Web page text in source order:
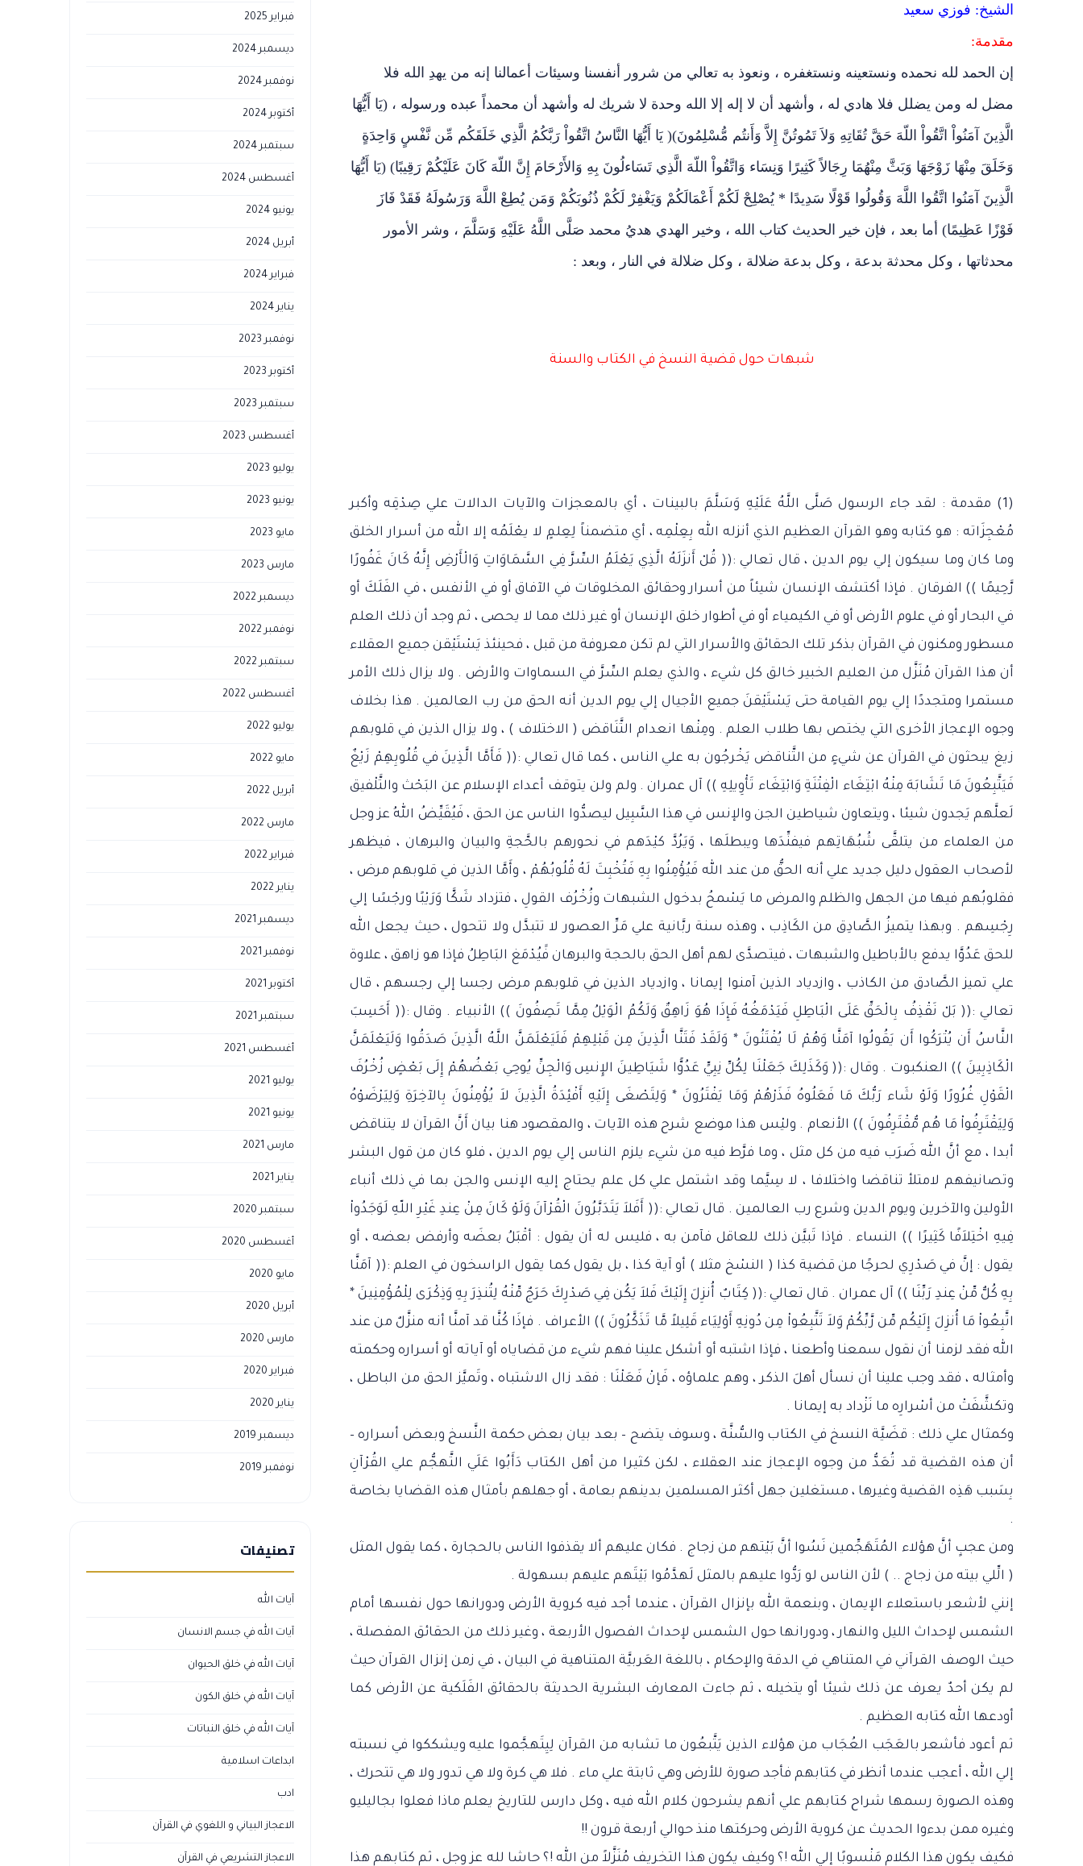
الشيخ: فوزي سعيد
مقدمة:
إن الحمد لله نحمده ونستعينه ونستغفره ، ونعوذ به تعالي من شرور أنفسنا وسيئات أعمالنا إنه من يهدِ الله فلا
مضل له ومن يضلل فلا هادي له ، وأشهد أن لا إله إلا الله وحدة لا شريك له وأشهد أن محمداً عبده ورسوله ، (يَا أَيُّهَا
الَّذِينَ آمَنُواْ اتَّقُواْ اللّهَ حَقَّ تُقَاتِهِ وَلاَ تَمُوتُنَّ إِلاَّ وَأَنتُم مُّسْلِمُونَ)( يَا أَيُّهَا النَّاسُ اتَّقُواْ رَبَّكُمُ الَّذِي خَلَقَكُم مِّن نَّفْسٍ وَاحِدَةٍ
وَخَلَقَ مِنْهَا زَوْجَهَا وَبَثَّ مِنْهُمَا رِجَالاً كَثِيرًا وَنِسَاء وَاتَّقُواْ اللّهَ الَّذِي تَسَاءلُونَ بِهِ وَالأَرْحَامَ إِنَّ اللّهَ كَانَ عَلَيْكُمْ رَقِيبًا) (يَا أَيُّهَا
الَّذِينَ آمَنُوا اتَّقُوا اللَّهَ وَقُولُوا قَوْلًا سَدِيدًا * يُصْلِحْ لَكُمْ أَعْمَالَكُمْ وَيَغْفِرْ لَكُمْ ذُنُوبَكُمْ وَمَن يُطِعْ اللَّهَ وَرَسُولَهُ فَقَدْ فَازَ
فَوْزًا عَظِيمًا) أما بعد ، فإن خير الحديث كتاب الله ، وخير الهدي هديُ محمد صَلَّى اللَّهُ عَلَيْهِ وَسَلَّمَ ، وشر الأمور
محدثاتها ، وكل محدثة بدعة ، وكل بدعة ضلالة ، وكل ضلالة في النار ، وبعد :
شبهات حول قضية النسخ في الكتاب والسنة
(1) مقدمة : لقد جاء الرسول صَلَّى اللَّهُ عَلَيْهِ وَسَلَّمَ بالبينات ، أي بالمعجزات والآيات الدالات علي صِدْقِه وأكبر
مُعْجِزَاته : هو كتابه وهو القرآن العظيم الذي أنزله الله بِعِلْمِه ، أي متضمناً لِعِلمٍ لا يعْلَمُه إلا الله من أسرار الخلق
وما كان وما سيكون إلي يوم الدين ، قال تعالي :(( قُلْ أَنزَلَهُ الَّذِي يَعْلَمُ السِّرَّ فِي السَّمَاوَاتِ وَالْأَرْضِ إِنَّهُ كَانَ غَفُورًا
رَّحِيمًا )) الفرقان . فإذا أكتشف الإنسان شيئاً من أسرار وحقائق المخلوقات في الآفاق أو في الأنفس ، في الفَلَكَ أو
في البحار أو في علوم الأرض أو في الكيمياء أو في أطوار خلق الإنسان أو غير ذلك مما لا يحصى ، ثم وجد أن ذلك العلم
مسطور ومكنون في القرآن بذكر تلك الحقائق والأسرار التي لم تكن معروفة من قبل ، فحينئذ يَسْتَيْقن جميع العقلاء
أن هذا القرآن مُنَزَّل من العليم الخبير خالق كل شيء ، والذي يعلم السِّرَّ في السماوات والأرض . ولا يزال ذلك الأمر
مستمرا ومتجددًا إلي يوم القيامة حتى يَسْتَيْقنَ جميع الأجيال إلي يوم الدين أنه الحق من رب العالمين . هذا بخلاف
وجوه الإعجاز الأخرى التي يختص بها طلاب العلم . ومِنْها انعدام التَّنَاقض ( الاختلاف ) ، ولا يزال الذين في قلوبهم
زيغ يبحثون في القرآن عن شيءٍ من التَّناقض يَخْرجُون به علي الناس ، كما قال تعالي :(( فَأَمَّا الَّذِينَ في قُلُوبِهِمْ زَيْغٌ
فَيَتَّبِعُونَ مَا تَشَابَهَ مِنْهُ ابْتِغَاء الْفِتْنَةِ وَابْتِغَاء تَأْوِيلِهِ )) آل عمران . ولم ولن يتوقف أعداء الإسلام عن البَحْث والتَّلْفيق
لَعلَّهم يَجدون شيئا ، ويتعاون شياطين الجن والإنس في هذا السَّبِيل ليصدُّوا الناس عن الحق ، فَيُقَيِّضُ اللهُ عز وجل
من العلماء من يتلقَّى شُبُهَاتِهم فيفنِّدَها ويبطلَها ، وَيَرُدَّ كيْدَهم في نحورهم بالحَّجةِ والبيان والبرهان ، فيظهر
لأصحاب العقول دليل جديد علي أنه الحقُّ من عند الله فَيُؤْمِنُوا بِهِ فَتُخْبِتَ لَهُ قُلُوبُهُمْ ، وأَمَّا الذين في قلوبهم مرض ،
فقلوبُهم فيها من الجهل والظلم والمرض ما يَسْمحُ بدخول الشبهات وزُخْرُف القولِ ، فتزداد شَكَّا وَرَيْبًا ورجْسًا إلي
رِجْسِهم . وبهذا يتميزُ الصَّادِق من الكَاذِب ، وهذه سنة ربَّانية علي مَرِّ العصور لا تتبدَّل ولا تتحول ، حيث يجعل الله
للحق عَدُوَّا يدفع بالأباطيل والشبهات ، فيتصدَّى لهم أهل الحق بالحجة والبرهان فََيُدْمَغ البَاطِلُ فإذا هو زاهق ، علاوة
علي تميز الصَّادق من الكاذب ، وازدياد الذين آمنوا إيمانا ، وازدياد الذين في قلوبهم مرض رجسا إلي رجسهم ، قال
تعالي :(( بَلْ نَقْذِفُ بِالْحَقِّ عَلَى الْبَاطِلِ فَيَدْمَغُهُ فَإِذَا هُوَ زَاهِقٌ وَلَكُمُ الْوَيْلُ مِمَّا تَصِفُونَ )) الأنبياء . وقال :(( أَحَسِبَ
النَّاسُ أَن يُتْرَكُوا أَن يَقُولُوا آمَنَّا وَهُمْ لَا يُفْتَنُونَ * وَلَقَدْ فَتَنَّا الَّذِينَ مِن قَبْلِهِمْ فَلَيَعْلَمَنَّ اللَّهُ الَّذِينَ صَدَقُوا وَلَيَعْلَمَنَّ
الْكَاذِبِينَ )) العنكبوت . وقال :(( وَكَذَلِكَ جَعَلْنَا لِكُلِّ نِبِيٍّ عَدُوًّا شَيَاطِينَ الإِنسِ وَالْجِنِّ يُوحِي بَعْضُهُمْ إِلَى بَعْضٍ زُخْرُفَ
الْقَوْلِ غُرُورًا وَلَوْ شَاء رَبُّكَ مَا فَعَلُوهُ فَذَرْهُمْ وَمَا يَفْتَرُونَ * وَلِتَصْغَى إِلَيْهِ أَفْئِدَةُ الَّذِينَ لاَ يُؤْمِنُونَ بِالآخِرَةِ وَلِيَرْضَوْهُ
وَلِيَقْتَرِفُواْ مَا هُم مُّقْتَرِفُونَ )) الأنعام . وليْس هذا موضع شرح هذه الآيات ، والمقصود هنا بيان أَنَّ القرآن لا يتناقض
أبدا ، مع أنَّ الله ضَرَب فيه من كل مثل ، وما فرَّط فيه من شيء يلزم الناس إلي يوم الدين ، فلو كان من قول البشر
وتصانيفهم لامتلأ تناقضا واختلافا ، لا سِيَّما وقد اشتمل علي كل علم يحتاج إليه الإنس والجن بما في ذلك أنباء
الأولين والآخرين ويوم الدين وشرع رب العالمين . قال تعالي :(( أَفَلاَ يَتَدَبَّرُونَ الْقُرْآنَ وَلَوْ كَانَ مِنْ عِندِ غَيْرِ اللّهِ لَوَجَدُواْ
فِيهِ اخْتِلاَفًا كَثِيرًا )) النساء . فإذا تَبيَّن ذلك للعاقل فآمن به ، فليس له أن يقول : أقْبَلُ بعضَه وأرفض بعضه ، أو
يقول : إنَّ في صَدْرِي لحرجًا من قضية كذا ( النسْخ مثلا ) أو آية كذا ، بل يقول كما يقول الراسخون في العلم :(( آمَنَّا
بِهِ كُلٌّ مِّنْ عِندِ رَبِّنَا )) آل عمران . قال تعالي :(( كِتَابٌ أُنزِلَ إِلَيْكَ فَلاَ يَكُن فِي صَدْرِكَ حَرَجٌ مِّنْهُ لِتُنذِرَ بِهِ وَذِكْرَى لِلْمُؤْمِنِينَ *
اتَّبِعُواْ مَا أُنزِلَ إِلَيْكُم مِّن رَّبِّكُمْ وَلاَ تَتَّبِعُواْ مِن دُونِهِ أَوْلِيَاء قَلِيلاً مَّا تَذَكَّرُونَ )) الأعراف . فإذَا كُنَّا قد آمنَّا أنه منزَّلٌ من عند
الله فقد لزمنا أن نقول سمعنا وأطعنا ، فإذا اشتبه أو أشكل علينا فهم شيء من قضاياه أو آياته أو أسراره وحكمته
وأمثاله ، فقد وجب علينا أن نسأل أهلَ الذكر ، وهم علماؤه ، فَإنْ فَعَلْنَا : فقد زال الاشتباه ، وتَميَّز الحق من الباطل ،
وتكشَّفَتْ من أسْرارِه ما نَزْداد به إيمانا .
وكمثال علي ذلك : قضَيَّة النسخ في الكتاب والسُّنَّة ، وسوف يتضح – بعد بيان بعض حكمة النَّسخ وبعض أسراره –
أن هذه القضية قد تُعَدُّ من وجوه الإعجاز عند العقلاء ، لكن كثيرا من أهل الكتاب دَأَبُوا عَلَي التَّهجُّم علي القُرْآنِ
بِسَبب هَذِه القضية وغيرها ، مستغلين جهل أكثر المسلمين بدينهم بعامة ، أو جهلهم بأمثال هذه القضايا بخاصة
.
ومن عجبٍ أنَّ هؤلاء المُتَهَجِّمين نَسُوا أنَّ بَيْتهم من زجاج . فكان عليهم ألا يقذفوا الناس بالحجارة ، كما يقول المثل
( الِّلي بيته من زجاج .. ) لأن الناس لو رَدُّوا عليهم بالمثل لَهدَّمُوا بَيْتَهم عليهم بسهولة .
إنني لأشعر باستعلاء الإيمان ، وبنعمة الله بإنزال القرآن ، عندما أجد فيه كروية الأرض ودورانها حول نفسها أمام
الشمس لإحداث الليل والنهار ، ودورانها حول الشمس لإحداث الفصول الأربعة ، وغير ذلك من الحقائق المفصلة ،
حيث الوصف القرآني في المتناهي في الدقة والإحكام ، باللغة العَربيَّة المتناهية في البيان ، في زمن إنزال القرآن حيث
لم يكن أحدٌ يعرف عن ذلك شيئا أو يتخيله ، ثم جاءت المعارف البشرية الحديثة بالحقائق الفَلَكية عن الأرض كما
أودعها الله كتابه العظيم .
ثم أعود فأشعر بالعَجَب العُجَاب من هؤلاء الذين يَتَّبعُون ما تشابه من القرآن لِيِتَهجَّموا عليه ويشككوا في نسبته
إلي الله ، أعجب عندما أنظر في كتابهم فأجد صورة للأرض وهي ثابتة علي ماء . فلا هي كرة ولا هي تدور ولا هي تتحرك ،
وهذه الصورة رسمها شراح كتابهم علي أنهم يشرحون كلام الله فيه ، وكل دارس للتاريخ يعلم ماذا فعلوا بجاليليو
وغيره ممن بدءوا الحديث عن كروية الأرض وحركتها منذ حوالي أربعة قرون !!
فكيف يكون هذا الكلام مَنْسوبًا إلي الله !؟ وكيف يكون هذا التخريف مُنَزَّلاً من الله !؟ حاشا لله عز وجل ، ثم كتابهم هذا
فبراير 2025
ديسمبر 2024
نوفمبر 2024
أكتوبر 2024
سبتمبر 2024
أغسطس 2024
يونيو 2024
أبريل 2024
فبراير 2024
يناير 2024
نوفمبر 2023
أكتوبر 2023
سبتمبر 2023
أغسطس 2023
يوليو 2023
يونيو 2023
مايو 2023
مارس 2023
ديسمبر 2022
نوفمبر 2022
سبتمبر 2022
أغسطس 2022
يوليو 2022
مايو 2022
أبريل 2022
مارس 2022
فبراير 2022
يناير 2022
ديسمبر 2021
نوفمبر 2021
أكتوبر 2021
سبتمبر 2021
أغسطس 2021
يوليو 2021
يونيو 2021
مارس 2021
يناير 2021
سبتمبر 2020
أغسطس 2020
مايو 2020
أبريل 2020
مارس 2020
فبراير 2020
يناير 2020
ديسمبر 2019
نوفمبر 2019
تصنيفات
آيات الله
آيات الله في جسم الانسان
آيات الله في خلق الحيوان
آيات الله في خلق الكون
آيات الله في خلق النباتات
ابداعات اسلامية
ادب
الاعجاز البياني و اللغوي في القرآن
الاعجاز التشريعي في القرآن